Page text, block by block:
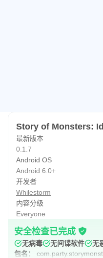
Story of Monsters:
最新版本
0.1.7
Android OS
Android 6.0+
开发者
Whilestorm
内容分级
Everyone
安全检查已完成
无病毒 无间谍软件
无
包名：